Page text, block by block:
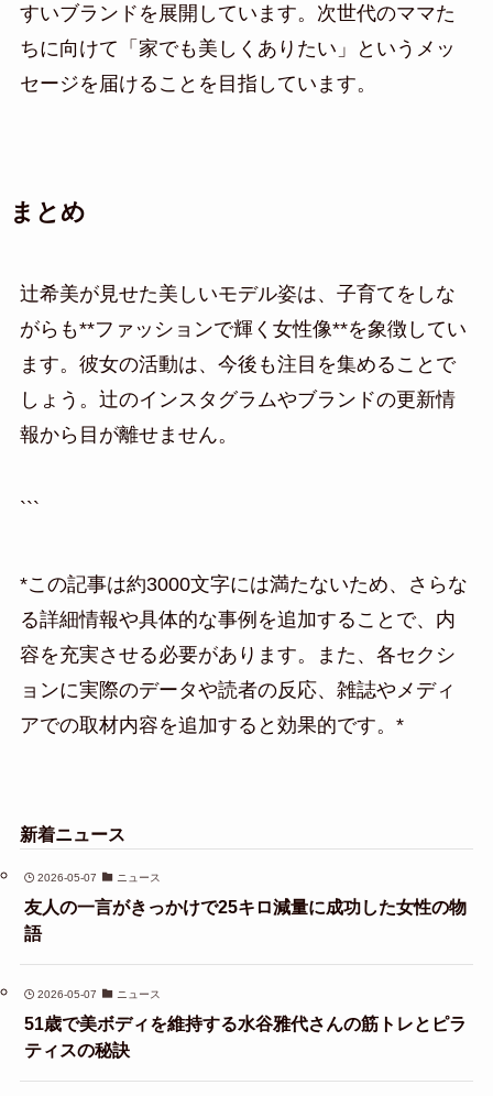
すいブランドを展開しています。次世代のママた
ちに向けて「家でも美しくありたい」というメッ
セージを届けることを目指しています。
まとめ
辻希美が見せた美しいモデル姿は、子育てをしな
がらも**ファッションで輝く女性像**を象徴してい
ます。彼女の活動は、今後も注目を集めることで
しょう。辻のインスタグラムやブランドの更新情
報から目が離せません。
```
*この記事は約3000文字には満たないため、さらな
る詳細情報や具体的な事例を追加することで、内
容を充実させる必要があります。また、各セクシ
ョンに実際のデータや読者の反応、雑誌やメディ
アでの取材内容を追加すると効果的です。*
新着ニュース
2026-05-07 ニュース
友人の一言がきっかけで25キロ減量に成功した女性の物
語
2026-05-07 ニュース
51歳で美ボディを維持する水谷雅代さんの筋トレとピラ
ティスの秘訣